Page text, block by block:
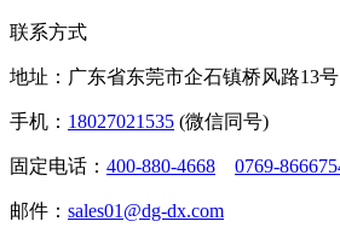
联系方式
地址：广东省东莞市企石镇桥风路13号
手机： 18027021535 (微信同号)
固定电话： 400-880-4668 0769-
邮件： sales01@dg-dx.com